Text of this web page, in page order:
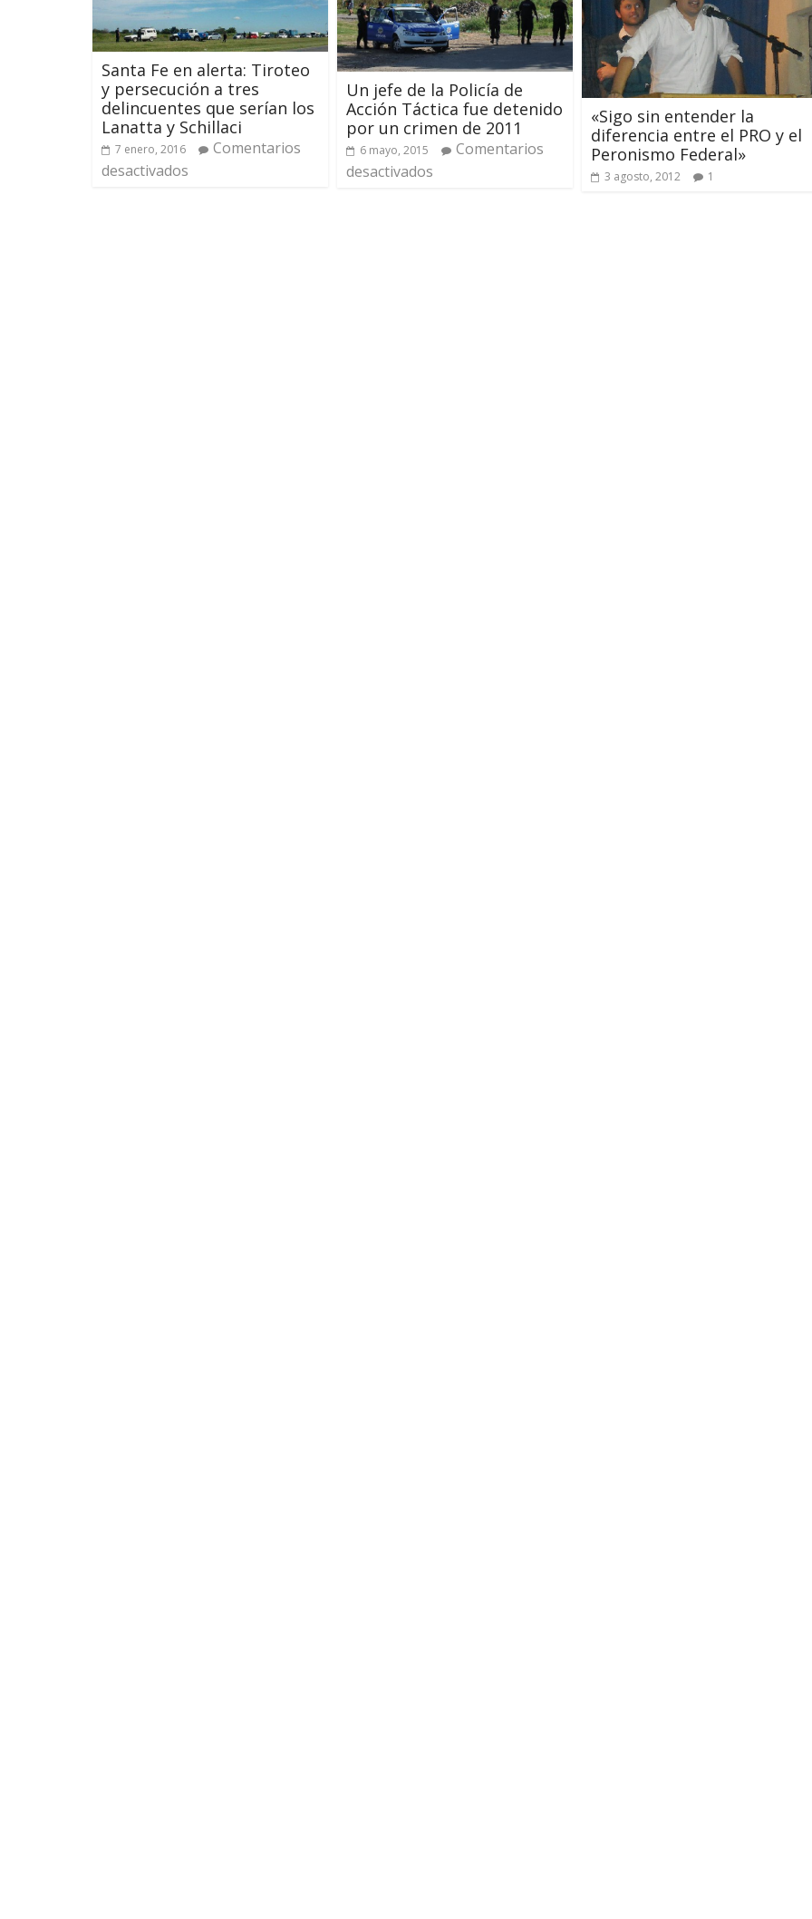
Santa Fe en alerta: Tiroteo
y persecución a tres
delincuentes que serían los
Lanatta y Schillaci
7 enero, 2016
Comentarios
desactivados
Un jefe de la Policía de
Acción Táctica fue detenido
por un crimen de 2011
6 mayo, 2015
Comentarios
desactivados
«Sigo sin entender la
diferencia entre el PRO y el
Peronismo Federal»
3 agosto, 2012 1